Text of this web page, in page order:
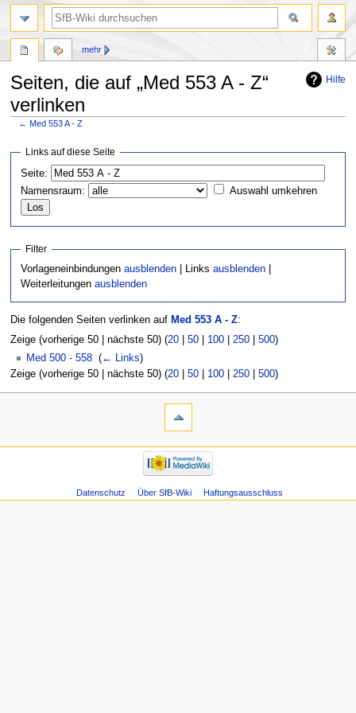
Hilfe
Seiten, die auf „Med 553 A - Z“
verlinken
← Med 553 A - Z
springen
springen
Links auf diese Seite
Seite:
Namensraum:
Auswahl umkehren
Filter
Vorlageneinbindungenausblenden | Linksausblenden
Weiterleitungenausblenden
Die folgenden Seiten verlinken auf Med 553 A - Z:
Zeige (vorherige 50 | nächste 50) (20| 50| 100| 250| 500)
Med 500 - 558 (← Links)
Zeige (vorherige 50 | nächste 50) (20| 50| 100| 250| 500)
mehr
Datenschutz Über SfB-Wiki Haftungsausschluss